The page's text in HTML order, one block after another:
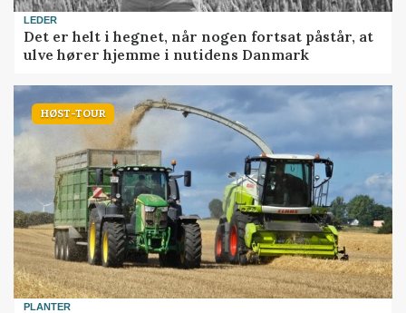
LEDER
Det er helt i hegnet, når nogen fortsat påstår, at
ulve hører hjemme i nutidens Danmark
HØST-TOUR
PLANTER